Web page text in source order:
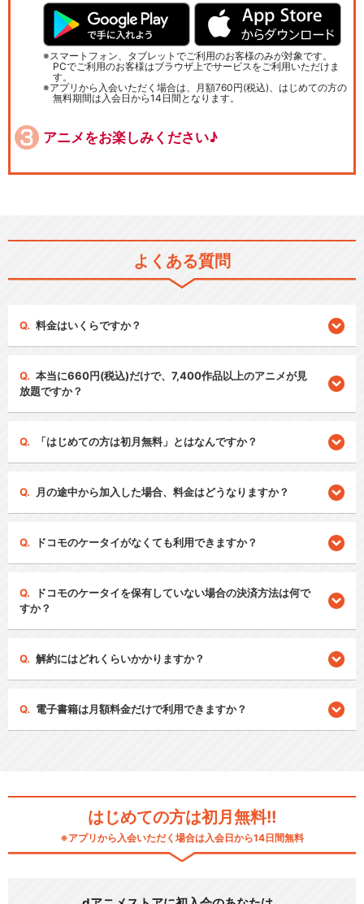
スマートフォン、タブレットでご利用のお客様のみが対象です。
PCでご利用のお客様はブラウザ上でサービスをご利用いただけま
す。
アプリから入会いただく場合は、月額760円(税込)、はじめての方の
無料期間は入会日から14日間となります。
アニメをお楽しみください♪
よくある質問
料金はいくらですか？
本当に660円(税込)だけで、7,400作品以上のアニメが見
放題ですか？
「はじめての方は初月無料」とはなんですか？
月の途中から加入した場合、料金はどうなりますか？
ドコモのケータイがなくても利用できますか？
ドコモのケータイを保有していない場合の決済方法は何で
すか？
解約にはどれくらいかかりますか？
電子書籍は月額料金だけで利用できますか？
はじめての方は初月無料!!
※アプリから入会いただく場合は入会日から14日間無料